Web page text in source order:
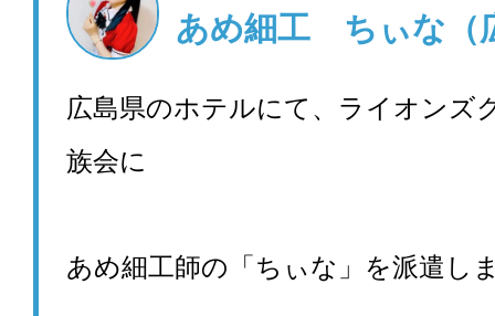
あめ細工 ちぃな（
広島県のホテルにて、ライオンズ
族会に
あめ細工師の「ちぃな」を派遣し